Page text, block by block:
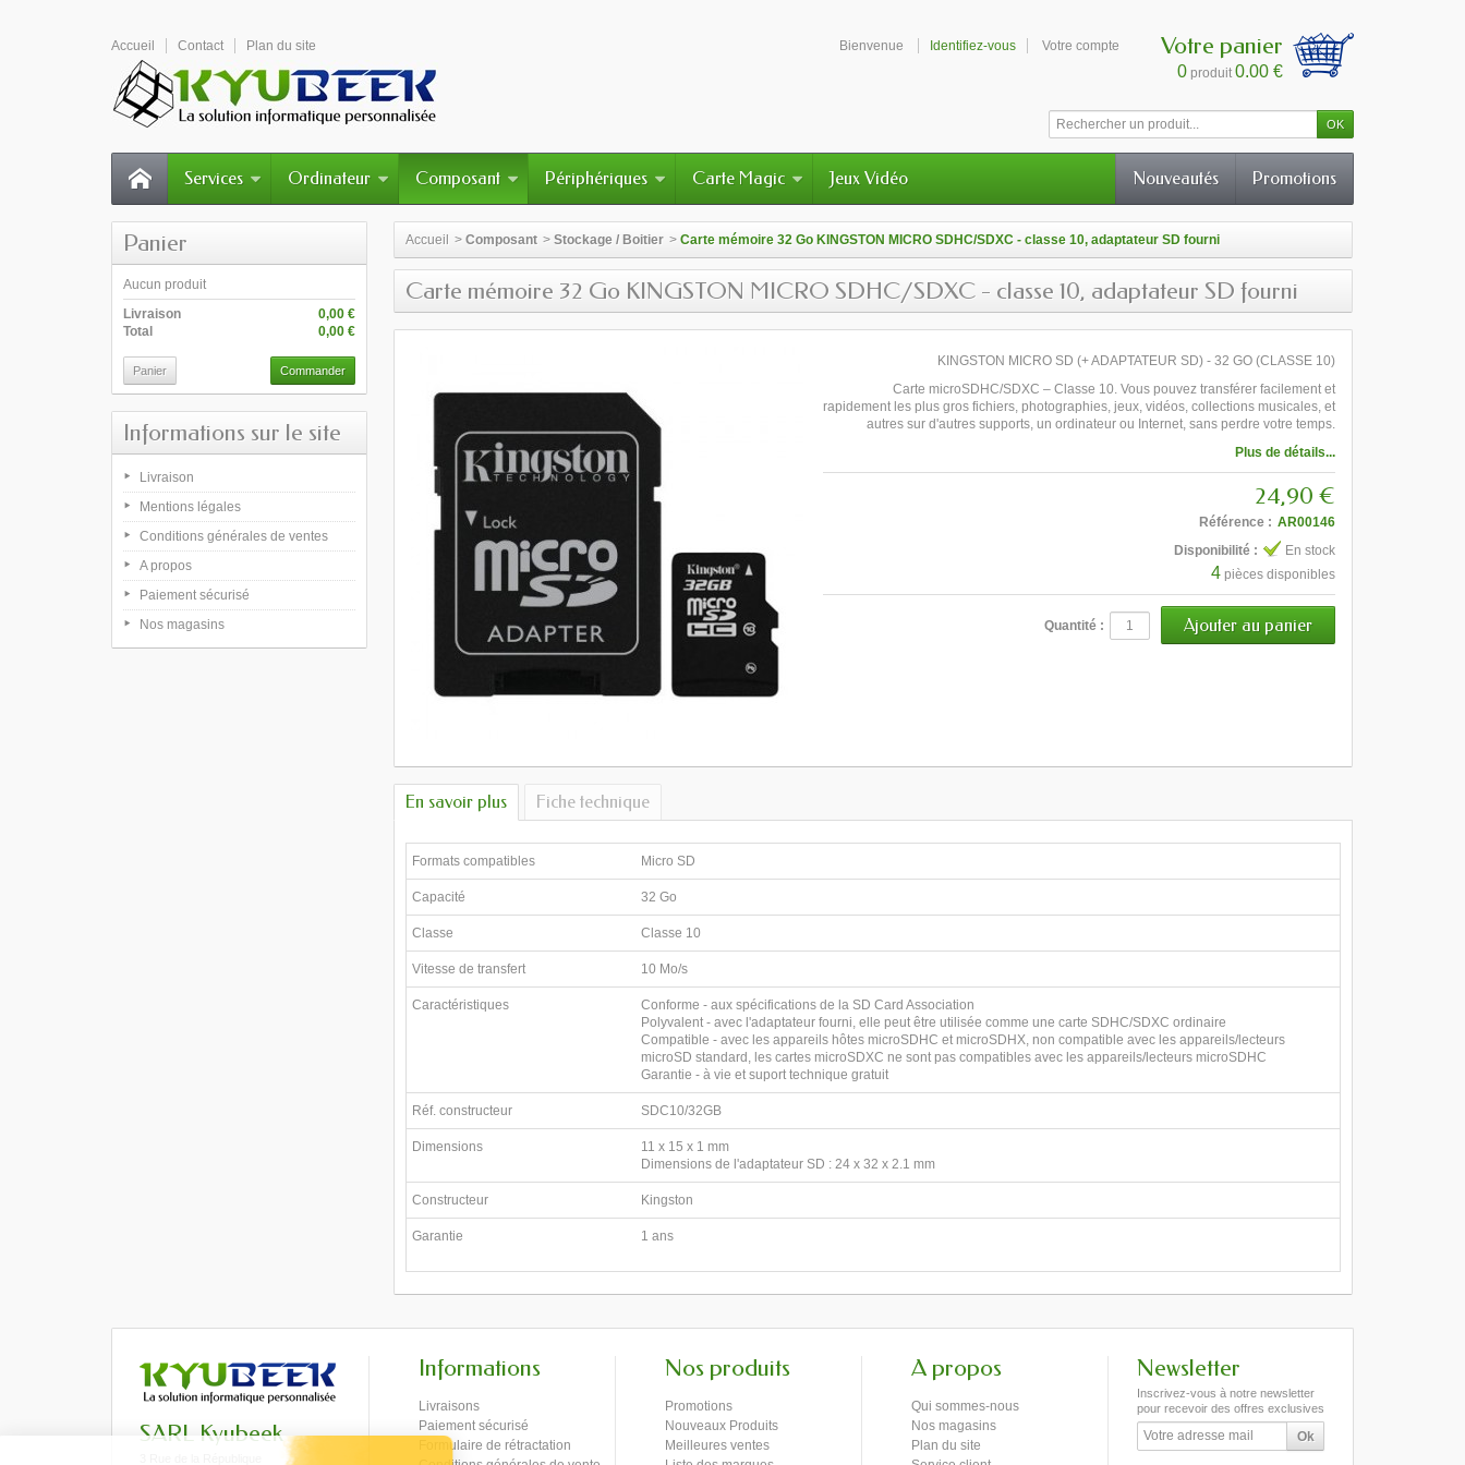
Accueil Contact Plan du site Bienvenue Identifiez-vous Votre compte Votre panier
0 produit 0.00 €
Promotions
Nouveautés
Services Ordinateur Composant Périphériques Carte Magic Jeux Vidéo
Panier
Aucun produit
0,00 €
Livraison
0,00 €
Total
Panier Commander
Informations sur le site
Livraison
Mentions légales
Conditions générales de ventes
A propos
Paiement sécurisé
Nos magasins
Accueil > Composant > Stockage / Boitier > Carte mémoire 32 Go KINGSTON MICRO SDHC/SDXC - classe 10, adaptateur SD fourni
Carte mémoire 32 Go KINGSTON MICRO SDHC/SDXC - classe 10, adaptateur SD fourni
KINGSTON MICRO SD (+ ADAPTATEUR SD) - 32 GO (CLASSE 10)
Carte microSDHC/SDXC – Classe 10. Vous pouvez transférer facilement et
rapidement les plus gros fichiers, photographies, jeux, vidéos, collections musicales, et
autres sur d'autres supports, un ordinateur ou Internet, sans perdre votre temps.
Plus de détails...
24,90 €
Référence : AR00146
Disponibilité :
En stock
4 pièces disponibles
Quantité :
En savoir plus Fiche technique
Formats compatibles Micro SD
Capacité 32 Go
Classe Classe 10
Vitesse de transfert 10 Mo/s
Caractéristiques
Conforme - aux spécifications de la SD Card Association
Polyvalent - avec l'adaptateur fourni, elle peut être utilisée comme une carte SDHC/SDXC ordinaire
Compatible - avec les appareils hôtes microSDHC et microSDHX, non compatible avec les appareils/lecteurs
microSD standard, les cartes microSDXC ne sont pas compatibles avec les appareils/lecteurs microSDHC
Garantie - à vie et suport technique gratuit
Réf. constructeur SDC10/32GB
Dimensions
11 x 15 x 1 mm
Dimensions de l'adaptateur SD : 24 x 32 x 2.1 mm
Constructeur Kingston
Garantie 1 ans
SARL Kyubeek
Informations
Livraisons
Paiement sécurisé
Formulaire de rétractation
Nos produits
Promotions
Nouveaux Produits
Meilleures ventes
A propos
Qui sommes-nous
Nos magasins
Plan du site
Newsletter
Inscrivez-vous à notre newsletter
pour recevoir des offres exclusives